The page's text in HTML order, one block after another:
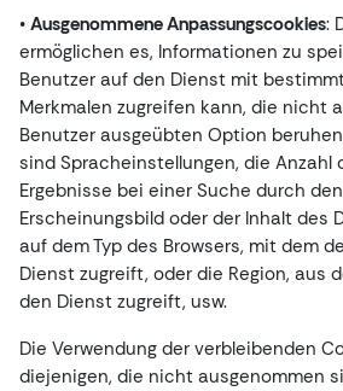
• Ausgenommene Anpassungscookies:
ermöglichen es, Informationen zu
Benutzer auf den Dienst mit
Merkmalen zugreifen kann, die nicht
Benutzer ausgeübten Option
sind Spracheinstellungen, die Anzahl
Ergebnisse bei einer Suche durch
Erscheinungsbild oder der Inhalt des
auf dem Typ des Browsers, mit dem
Dienst zugreift, oder die Region, aus
den Dienst zugreift, usw.
Die Verwendung der verbleibenden
diejenigen, die nicht ausgenommen